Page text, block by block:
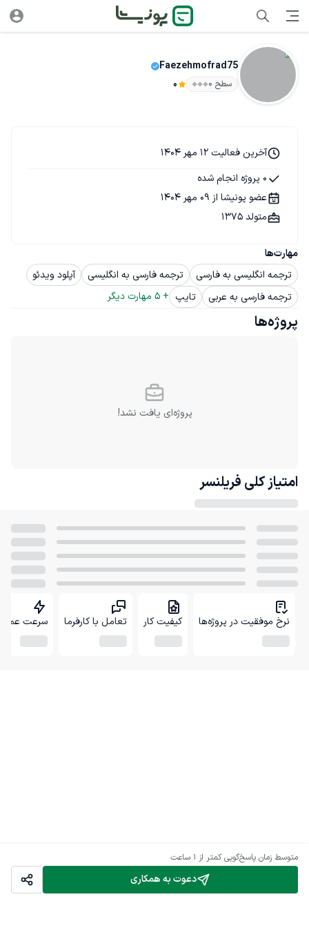
Faezehmofrad75
سطح ۰ 0
دعوت به همکاری
متوسط زمان پاسخ‌گویی کمتر از 1 ساعت
مهارت‌ها
ترجمه انگلیسی به فارسی
ترجمه فارسی به انگلیسی
آپلود ویدئو
ترجمه فارسی به عربی
تایپ +
5 مهارت دیگر
آخرین فعالیت 12 مهر 1404
0 پروژه انجام شده
عضو پونیشا از 09 مهر 1404
متولد 1375
پروژه‌ها
پروژه‌ای یافت نشد!
امتیاز کلی فریلنسر
نرخ موفقیت در پروژه‌ها کیفیت کار تعامل با کارفرما سرعت عمل